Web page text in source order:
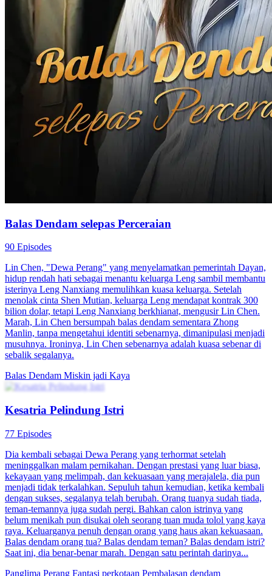
Saat Lily berusia 10 tahun, ayah tiri dan kakak tirinya pindah
bersama dia dan ibunya. Tak disangka, setiap kali ayah tirinya
mabuk, dia akan memukul Lily dan ibunya. Selain itu, dibawah
hasutan sang ayah, kakak tirinya juga sering menyiksa Lily. Pada
akhirnya, ibu Lily yang tidak tahan memilih untuk bunuh diri dan
perusahaan keluarga mereka diambil oleh ayah tiri Lily. Lily ingin
balas dendam, tapi ayah tirinya kaya dan berkuasa. Akhirnya,
seorang pria membantu memalsukan kematian Lily dan
kembali dan dia hendak memanfaatkan Max untuk balas dendam.